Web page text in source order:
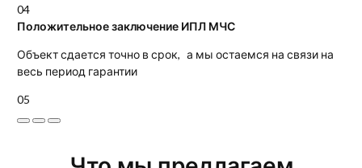
04
Положительное заключение ИПЛ МЧС
Объект сдается точно в срок, а мы остаемся на связи на
весь период гарантии
05